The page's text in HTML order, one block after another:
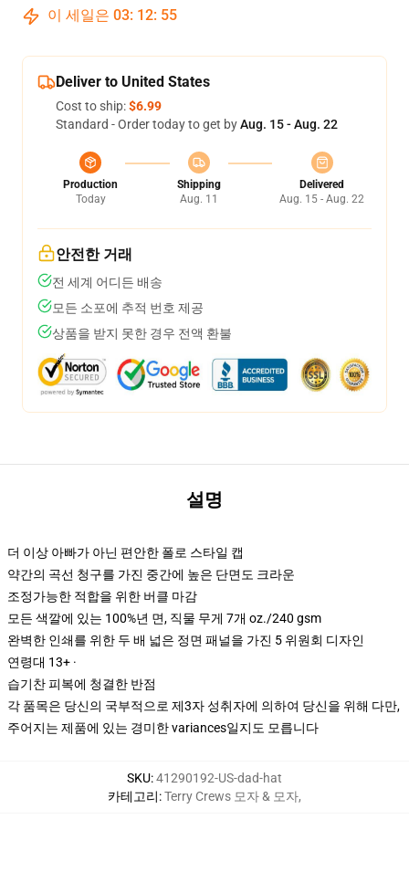
이 세일은 03: 12: 54
Deliver to United States
Cost to ship:$6.99
Standard - Order today to get byAug. 15 - Aug. 22
Production
Today
Shipping
Aug. 11
Delivered
Aug. 15 - Aug. 22
안전한 거래
전 세계 어디든 배송
모든 소포에 추적 번호 제공
상품을 받지 못한 경우 전액 환불
설명
더 이상 아빠가 아닌 편안한 폴로 스타일 캡
약간의 곡선 청구를 가진 중간에 높은 단면도 크라운
조정가능한 적합을 위한 버클 마감
모든 색깔에 있는 100%년 면, 직물 무게 7개 oz./240 gsm
완벽한 인쇄를 위한 두 배 넓은 정면 패널을 가진 5 위원회 디자인
연령대 13+ ·
습기찬 피복에 청결한 반점
각 품목은 당신의 국부적으로 제3자 성취자에 의하여 당신을 위해 다만,
주어지는 제품에 있는 경미한 variances일지도 모릅니다
SKU:41290192-US-dad-hat
카테고리:Terry Crews 모자 & 모자,